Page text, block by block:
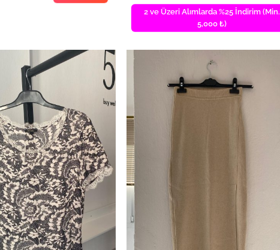
2 ve Üzeri Alımlarda %25 İndirim (Min.
5,000 ₺)